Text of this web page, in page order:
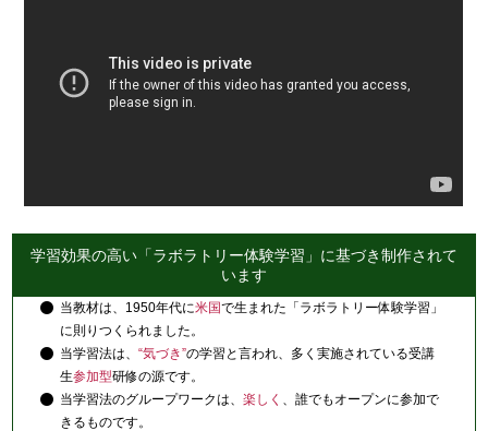
学習効果の高い「ラボラトリー体験学習」に基づき制作されて
います
当教材は、1950年代に米国で生まれた「ラボラトリー体験学習」
に則りつくられました。
当学習法は、“気づき”の学習と言われ、多く実施されている受講
生参加型研修の源です。
当学習法のグループワークは、楽しく
、誰でもオープンに参加で
きるものです。